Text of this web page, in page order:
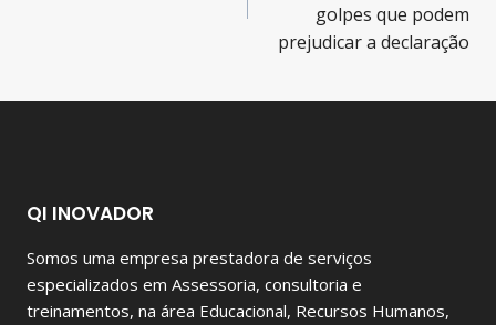
golpes que podem
prejudicar a declaração
QI INOVADOR
Somos uma empresa prestadora de serviços
especializados em Assessoria, consultoria e
treinamentos, na área Educacional, Recursos Humanos,